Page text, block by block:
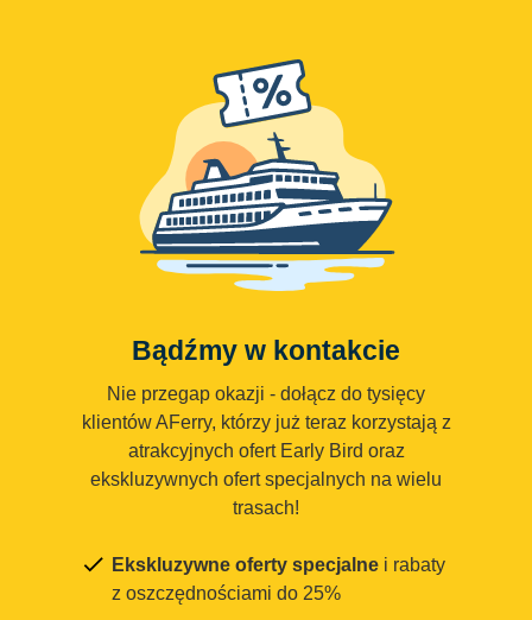
Bądźmy w kontakcie
Nie przegap okazji - dołącz do tysięcy
klientów AFerry, którzy już teraz korzystają z
atrakcyjnych ofert Early Bird oraz
ekskluzywnych ofert specjalnych na wielu
trasach!
Ekskluzywne oferty specjalne i rabaty
z oszczędnościami do 25%